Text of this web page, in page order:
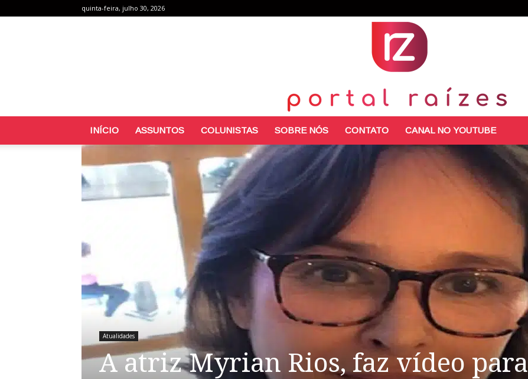
quinta-feira, julho 30, 2026
Portal
INÍCIO ASSUNTOS COLUNISTAS SOBRE NÓS CONTATO CANAL NO YOUTUBE
Atualidades
A atriz Myrian Rios, faz vídeo para